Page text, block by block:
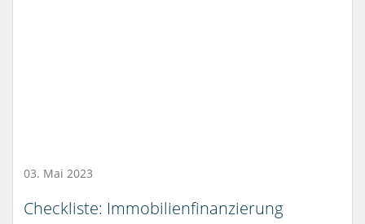
03. Mai 2023
Checkliste: Immobilienfinanzierung